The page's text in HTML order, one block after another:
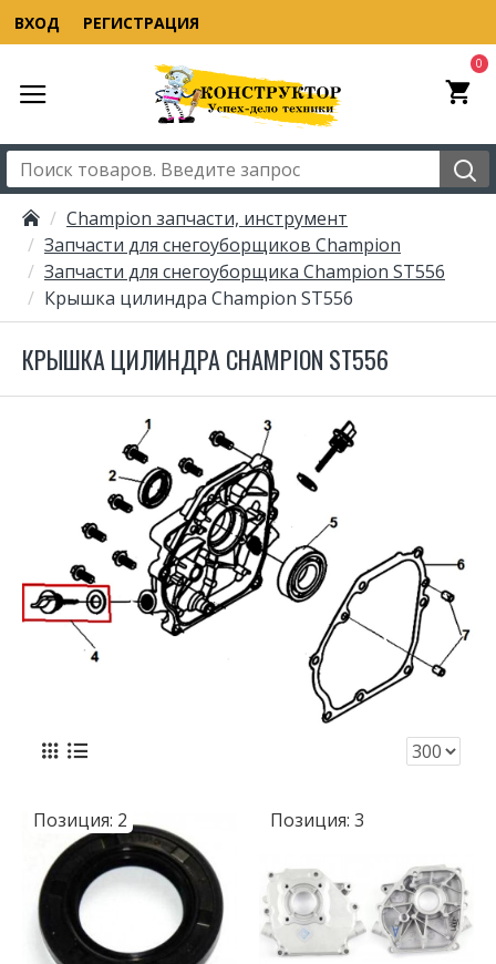
ВХОД РЕГИСТРАЦИЯ
0
Champion запчасти, инструмент
Запчасти для снегоуборщиков Champion
Запчасти для снегоуборщика Champion ST556
Крышка цилиндра Champion ST556
КРЫШКА ЦИЛИНДРА CHAMPION ST556
Позиция: 2 Позиция: 3